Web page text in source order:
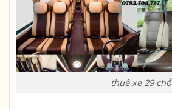
thuê xe 29 chỗ